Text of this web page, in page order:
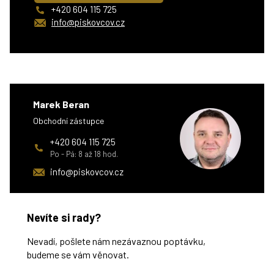
+420 604 115 725
info@piskovcov.cz
Marek Beran
Obchodní zástupce
+420 604 115 725
Po - Pá: 8 až 18 hod.
info@piskovcov.cz
Nevíte si rady?
Nevadí, pošlete nám nezávaznou poptávku,
budeme se vám věnovat.